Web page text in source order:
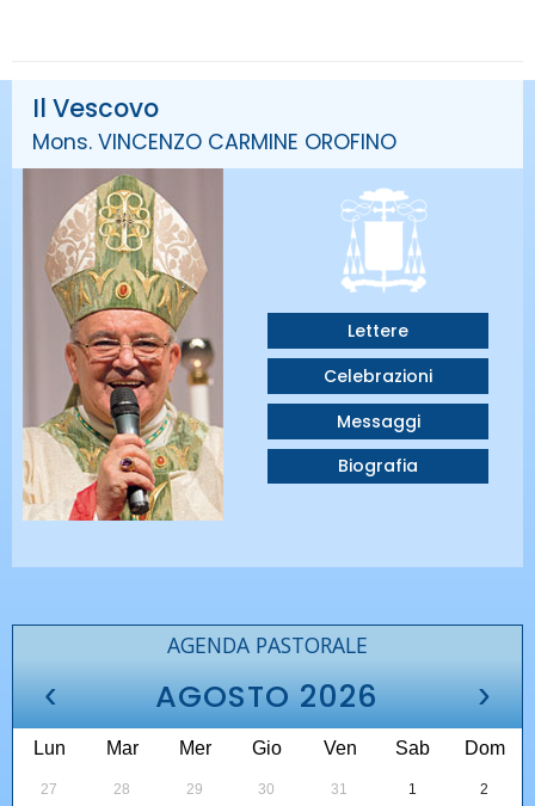
Il Vescovo
Mons. VINCENZO CARMINE OROFINO
Lettere
Celebrazioni
Messaggi
Biografia
AGENDA PASTORALE
‹ AGOSTO 2026 ›
Lun Mar Mer Gio Ven Sab Dom
27 28 29 30 31 1 2